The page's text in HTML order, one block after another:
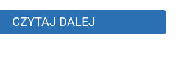
CZYTAJ DALEJ